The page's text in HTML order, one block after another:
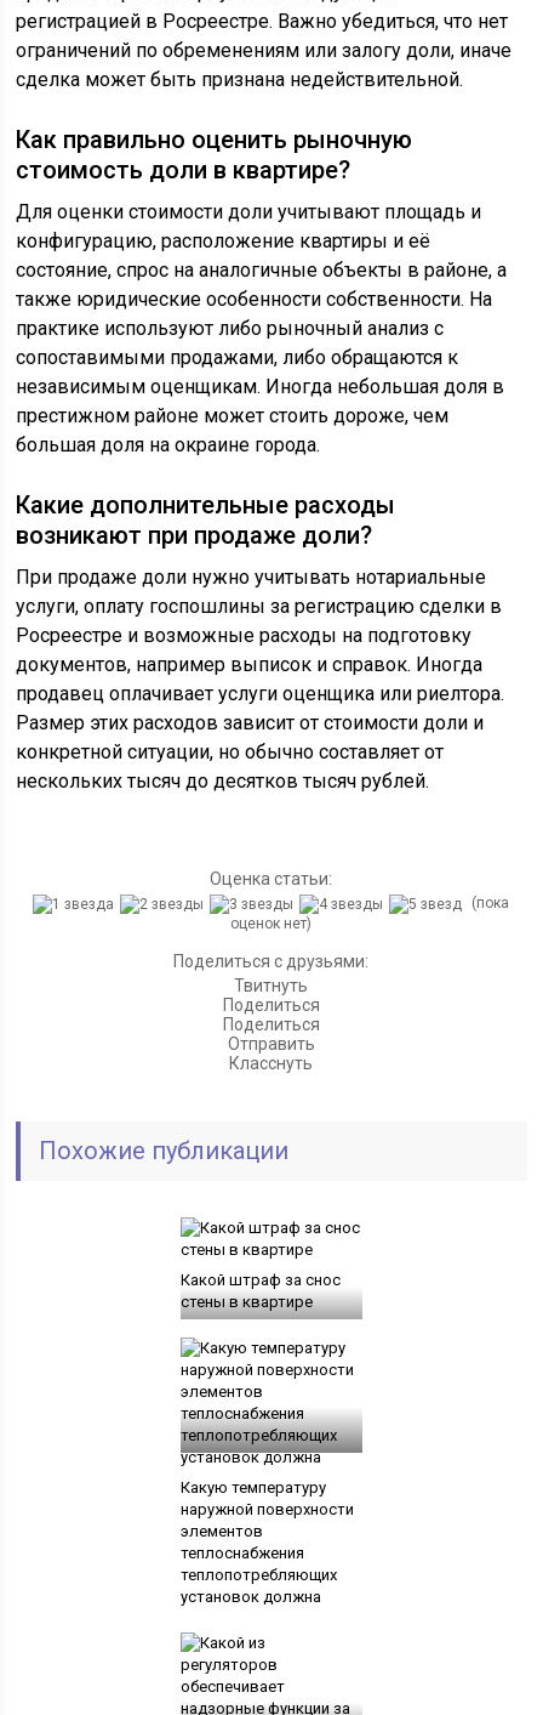
регистрацией в Росреестре. Важно убедиться, что нет
ограничений по обременениям или залогу доли, иначе
сделка может быть признана недействительной.
Как правильно оценить рыночную
стоимость доли в квартире?
Для оценки стоимости доли учитывают площадь и
конфигурацию, расположение квартиры и её
состояние, спрос на аналогичные объекты в районе, а
также юридические особенности собственности. На
практике используют либо рыночный анализ с
сопоставимыми продажами, либо обращаются к
независимым оценщикам. Иногда небольшая доля в
престижном районе может стоить дороже, чем
большая доля на окраине города.
Какие дополнительные расходы
возникают при продаже доли?
При продаже доли нужно учитывать нотариальные
услуги, оплату госпошлины за регистрацию сделки в
Росреестре и возможные расходы на подготовку
документов, например выписок и справок. Иногда
продавец оплачивает услуги оценщика или риелтора.
Размер этих расходов зависит от стоимости доли и
конкретной ситуации, но обычно составляет от
нескольких тысяч до десятков тысяч рублей.
Оценка статьи:
(пока
оценок нет)
Поделиться с друзьями:
Твитнуть
Поделиться
Поделиться
Отправить
Класснуть
Похожие публикации
Какой штраф за снос
стены в квартире
Какую температуру
наружной поверхности
элементов
теплоснабжения
теплопотребляющих
установок должна